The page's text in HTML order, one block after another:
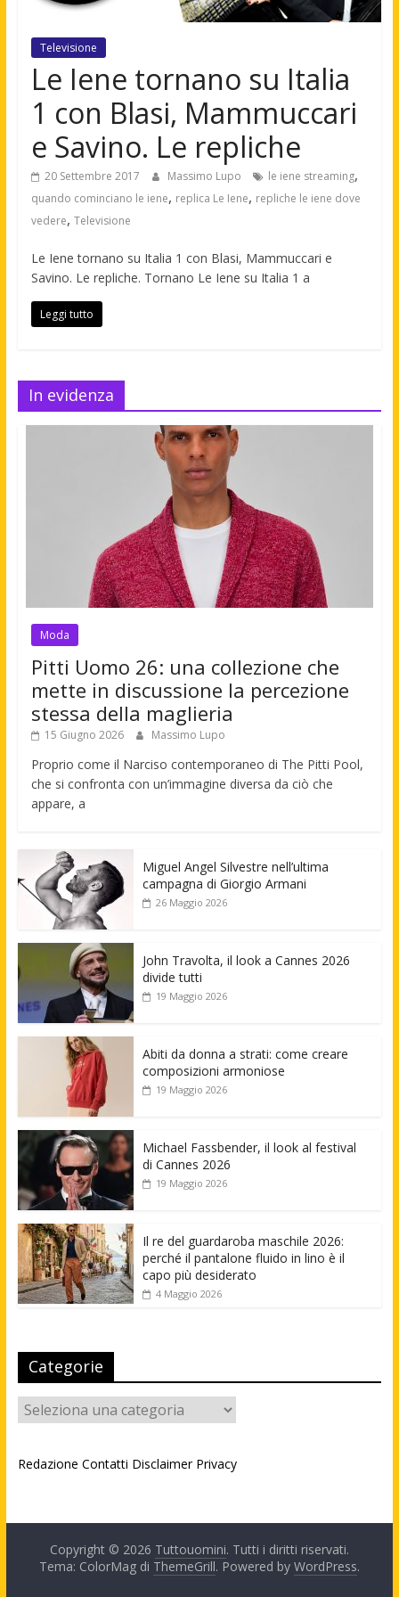
Televisione
Le Iene tornano su Italia
1 con Blasi, Mammuccari
e Savino. Le repliche
20 Settembre 2017 Massimo Lupo le iene streaming,
quando cominciano le iene, replica Le Iene, repliche le iene dove
vedere, Televisione
Le Iene tornano su Italia 1 con Blasi, Mammuccari e
Savino. Le repliche. Tornano Le Iene su Italia 1 a
Leggi tutto
In evidenza
Moda
Pitti Uomo 26: una collezione che
mette in discussione la percezione
stessa della maglieria
15 Giugno 2026 Massimo Lupo
Proprio come il Narciso contemporaneo di The Pitti Pool,
che si confronta con un’immagine diversa da ciò che
appare, a
Miguel Angel Silvestre nell’ultima
campagna di Giorgio Armani
26 Maggio 2026
John Travolta, il look a Cannes 2026
divide tutti
19 Maggio 2026
Abiti da donna a strati: come creare
composizioni armoniose
19 Maggio 2026
Michael Fassbender, il look al festival
di Cannes 2026
19 Maggio 2026
Il re del guardaroba maschile 2026:
perché il pantalone fluido in lino è il
capo più desiderato
4 Maggio 2026
Categorie
Categorie
Redazione Contatti Disclaimer Privacy
Copyright © 2026 Tuttouomini. Tutti i diritti riservati.
Tema: ColorMag di ThemeGrill. Powered by WordPress.